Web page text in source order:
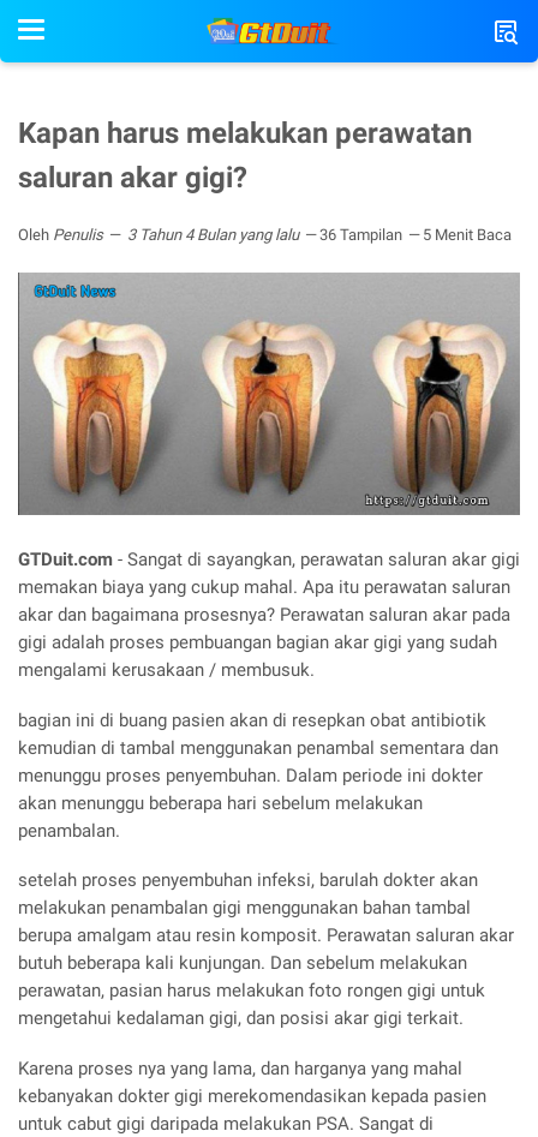
Kapan harus melakukan perawatan
saluran akar gigi?
Oleh Penulis 3 Tahun 4 Bulan yang lalu 36 Tampilan 5 Menit Baca
GTDuit.com - Sangat di sayangkan, perawatan saluran akar gigi
memakan biaya yang cukup mahal. Apa itu perawatan saluran
akar dan bagaimana prosesnya? Perawatan saluran akar pada
gigi adalah proses pembuangan bagian akar gigi yang sudah
mengalami kerusakaan / membusuk.
bagian ini di buang pasien akan di resepkan obat antibiotik
kemudian di tambal menggunakan penambal sementara dan
menunggu proses penyembuhan. Dalam periode ini dokter
akan menunggu beberapa hari sebelum melakukan
penambalan.
setelah proses penyembuhan infeksi, barulah dokter akan
melakukan penambalan gigi menggunakan bahan tambal
berupa amalgam atau resin komposit. Perawatan saluran akar
butuh beberapa kali kunjungan. Dan sebelum melakukan
perawatan, pasian harus melakukan foto rongen gigi untuk
mengetahui kedalaman gigi, dan posisi akar gigi terkait.
Karena proses nya yang lama, dan harganya yang mahal
kebanyakan dokter gigi merekomendasikan kepada pasien
untuk cabut gigi daripada melakukan PSA. Sangat di